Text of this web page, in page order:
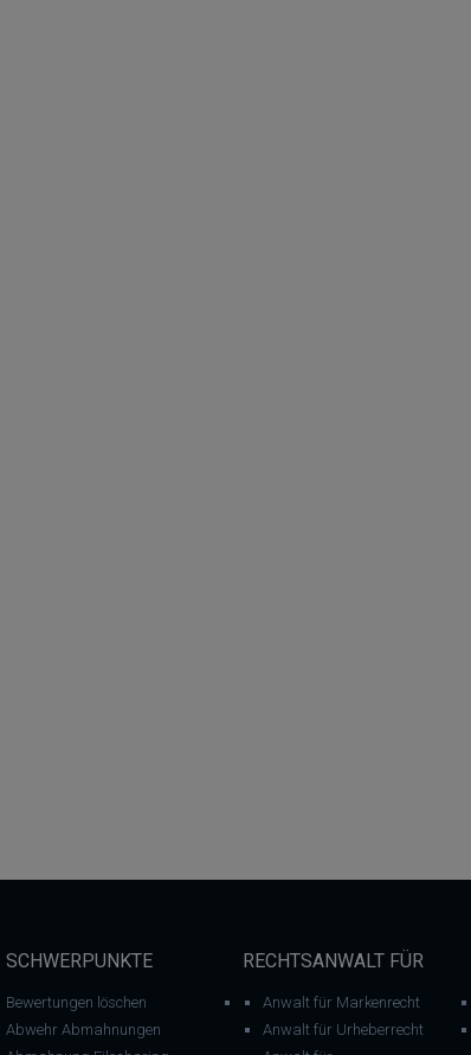
SCHWERPUNKTE
Bewertungen löschen
Abwehr Abmahnungen
RECHTSANWALT FÜR
Anwalt für Markenrecht
Anwalt für Urheberrecht